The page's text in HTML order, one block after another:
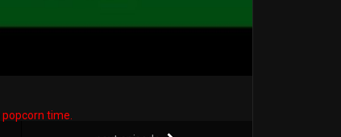
popcorn time.